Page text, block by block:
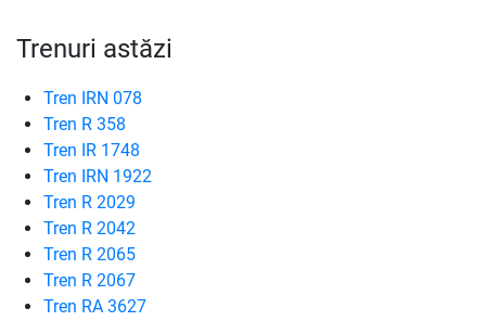
Trenuri astăzi
Tren IRN 078
Tren R 358
Tren IR 1748
Tren IRN 1922
Tren R 2029
Tren R 2042
Tren R 2065
Tren R 2067
Tren RA 3627